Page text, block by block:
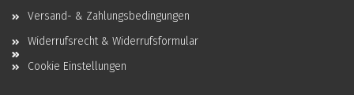
Versand- & Zahlungsbedingungen
Widerrufsrecht & Widerrufsformular
Cookie Einstellungen